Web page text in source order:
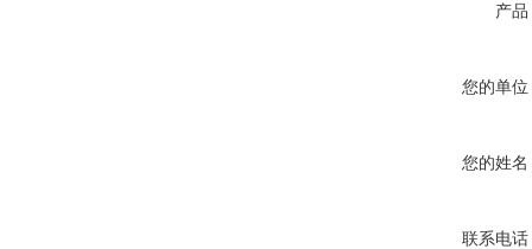
产品
您的单位
您的姓名
联系电话